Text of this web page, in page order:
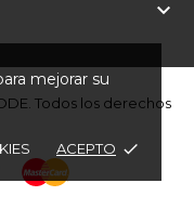
mejorar su
ACEPTO done

Todos los derechos